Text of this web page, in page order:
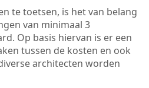
te toetsen, is het van belang
van minimaal 3
Op basis hiervan is er een
tussen de kosten en ook
architecten worden